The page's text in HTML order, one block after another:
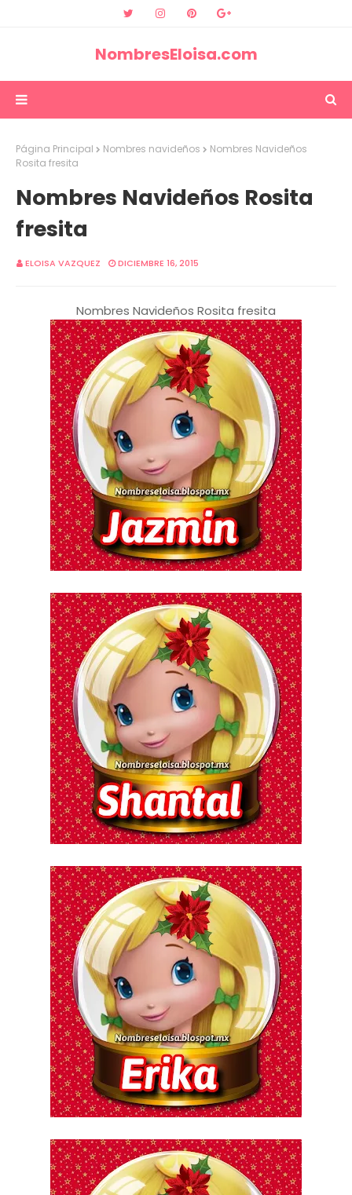
NombresEloisa.com
Página Principal Nombres navideños
Nombres Navideños
Rosita fresita
Nombres Navideños Rosita
fresita
ELOISA VAZQUEZ DICIEMBRE 16, 2015
Nombres Navideños Rosita fresita